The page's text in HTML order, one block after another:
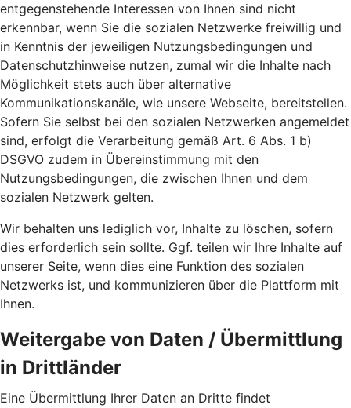
entgegenstehende Interessen von Ihnen sind nicht
erkennbar, wenn Sie die sozialen Netzwerke freiwillig und
in Kenntnis der jeweiligen Nutzungsbedingungen und
Datenschutzhinweise nutzen, zumal wir die Inhalte nach
Möglichkeit stets auch über alternative
Kommunikationskanäle, wie unsere Webseite, bereitstellen.
Sofern Sie selbst bei den sozialen Netzwerken angemeldet
sind, erfolgt die Verarbeitung gemäß Art. 6 Abs. 1 b)
DSGVO zudem in Übereinstimmung mit den
Nutzungsbedingungen, die zwischen Ihnen und dem
sozialen Netzwerk gelten.
Wir behalten uns lediglich vor, Inhalte zu löschen, sofern
dies erforderlich sein sollte. Ggf. teilen wir Ihre Inhalte auf
unserer Seite, wenn dies eine Funktion des sozialen
Netzwerks ist, und kommunizieren über die Plattform mit
Ihnen.
Weitergabe von Daten / Übermittlung
in Drittländer
Eine Übermittlung Ihrer Daten an Dritte findet